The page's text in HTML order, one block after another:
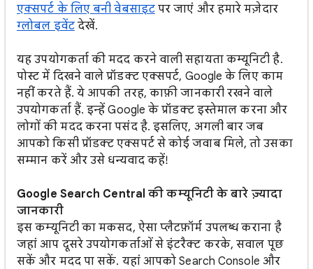
एक्सपर्ट के लिए बनी वेबसाइटपर जाएं और हमारे मज़ेदार
ग्लोबल इवेंटदेखें.
यह उपयोगकर्ता की मदद करने वाली सहायता कम्यूनिटी है.
पोस्ट में दिखने वाले प्रॉडक्ट एक्सपर्ट, Google के लिए काम
नहीं करते हैं. ये आपकी तरह, काफ़ी जानकारी रखने वाले
उपयोगकर्ता हैं. इन्हें Google के प्रॉडक्ट इस्तेमाल करना और
लोगों की मदद करना पसंद है. इसलिए, अगली बार जब
आपको किसी प्रॉडक्ट एक्सपर्ट से कोई जवाब मिले, तो उसका
सम्मान करें और उसे धन्यवाद कहें!
Google Search Central की कम्यूनिटी के बारे ज़्यादा
जानकारी
इस कम्यूनिटी का मकसद, ऐसा प्लैटफ़ॉर्म उपलब्ध कराना है
जहां आप दूसरे उपयोगकर्ताओं से इंटरैक्ट करके, सवाल पूछ
सकें और मदद पा सकें. यहां आपको Search Console और